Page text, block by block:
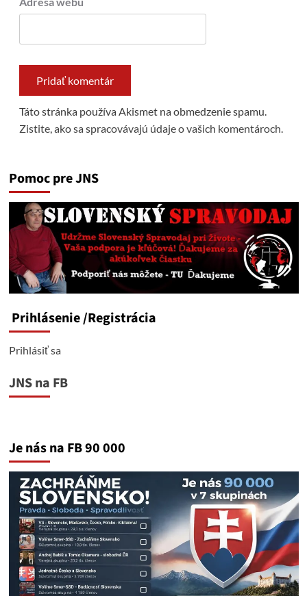
Táto stránka používa Akismet na obmedzenie spamu.
Zistite, ako sa spracovávajú údaje o vašich komentároch.
Pomoc pre JNS
Prihlásenie/Registrácia
Prihlásiť sa
JNS na FB
Je nás na FB 90 000